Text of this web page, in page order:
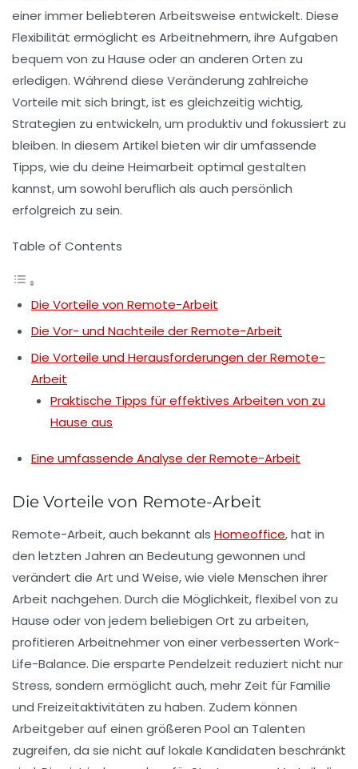
einer immer beliebteren Arbeitsweise entwickelt. Diese
Flexibilität ermöglicht es Arbeitnehmern, ihre Aufgaben
bequem von zu Hause oder an anderen Orten zu
erledigen. Während diese Veränderung zahlreiche
Vorteile mit sich bringt, ist es gleichzeitig wichtig,
Strategien zu entwickeln, um produktivund fokussiert zu
bleiben. In diesem Artikel bieten wir dir umfassende
Tipps, wie du deine Heimarbeit optimal gestalten
kannst, um sowohl beruflich als auch persönlich
erfolgreich zu sein.
Table of Contents
Die Vorteile von Remote-Arbeit
Die Vor- und Nachteile der Remote-Arbeit
Die Vorteile und Herausforderungen der Remote-
Arbeit
Praktische Tipps für effektives Arbeiten von zu
Hause aus
Eine umfassende Analyse der Remote-Arbeit
Die Vorteile von Remote-Arbeit
Remote-Arbeit, auch bekannt als Homeoffice, hat in
den letzten Jahren an Bedeutung gewonnen und
verändert die Art und Weise, wie viele Menschen ihrer
Arbeit nachgehen. Durch die Möglichkeit, flexibel von zu
Hause oder von jedem beliebigen Ort zu arbeiten,
profitieren Arbeitnehmer von einerverbesserten Work-
Life-Balance. Die ersparte Pendelzeit reduziert nicht nur
Stress, sondern ermöglicht auch, mehr Zeit für Familie
und Freizeitaktivitäten zu haben. Zudem können
Arbeitgeber auf einen größeren Pool an Talenten
zugreifen, da sie nicht auf lokale Kandidaten beschränkt